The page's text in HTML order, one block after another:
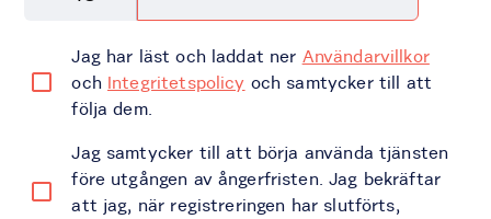
Jag har läst och laddat ner Användarvillkor
och Integritetspolicy och samtycker till att
följa dem.
Jag samtycker till att börja använda tjänsten
före utgången av ångerfristen. Jag bekräftar
att jag, när registreringen har slutförts,